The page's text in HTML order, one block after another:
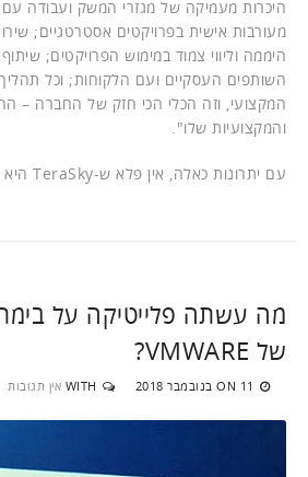
היכרות מעמיקה של מגזרי המשק ועבודה עם
מעורבות אישית בפרויקטים אסטרטגיים;
היממה וליווי צמוד במימוש הפרויקטים;
השותפים העסקיים ועם הלקוחות; וכל
המקצועי, וזה הכלי הכי חזק של החברה –
והמקצועיות שלו".
עם יתרונות כאלה, אין פלא ש-TeraSky היא חברה מצליחה.
מה עשתה פלייטיקה על
של VMWARE?
ON 11 בנובמבר 2018 WITH אין תגובות